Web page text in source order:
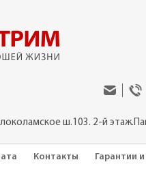
ш.103. 2-й
Контакты Гарантии